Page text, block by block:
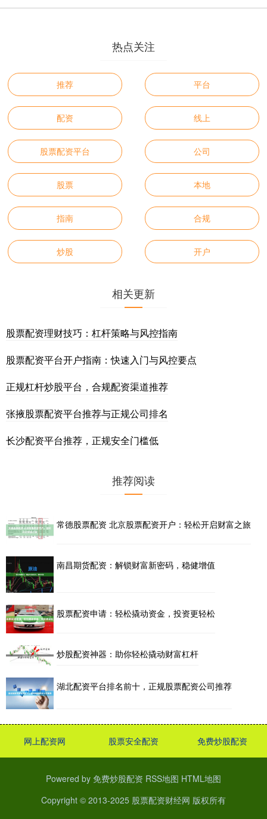
热点关注
推荐 平台
配资 线上
股票配资平台 公司
股票 本地
指南 合规
炒股 开户
相关更新
股票配资理财技巧：杠杆策略与风控指南
股票配资平台开户指南：快速入门与风控要点
正规杠杆炒股平台，合规配资渠道推荐
张掖股票配资平台推荐与正规公司排名
长沙配资平台推荐，正规安全门槛低
推荐阅读
常德股票配资 北京股票配资开户：轻松开启财富之旅
南昌期货配资：解锁财富新密码，稳健增值
股票配资申请：轻松撬动资金，投资更轻松
炒股配资神器：助你轻松撬动财富杠杆
湖北配资平台排名前十，正规股票配资公司推荐
网上配资网 股票安全配资 免费炒股配资
Powered by 免费炒股配资 RSS地图 HTML地图
Copyright © 2013-2025 股票配资财经网 版权所有